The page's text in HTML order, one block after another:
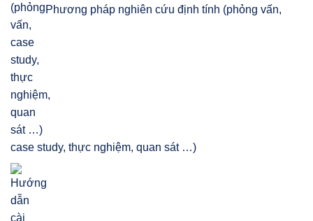
Phương pháp nghiên cứu định tính (phỏng vấn,
case study, thực nghiệm, quan sát …)